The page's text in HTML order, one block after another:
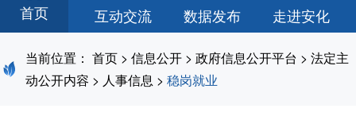
首页
互动交流
数据发布 走进安化
当前位置： 首页 > 信息公开 > 政府信息公开平台 > 法定主
动公开内容 > 人事信息 > 稳岗就业